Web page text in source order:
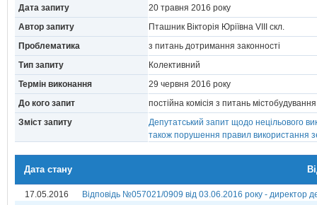
Дата запиту
20 травня 2016 року
Автор запиту
Пташник Вікторія Юріївна VIII скл.
Проблематика
з питань дотримання законності
Тип запиту
Колективний
Термін виконання
29 червня 2016 року
До кого запит
постійна комісія з питань
Зміст запиту
Депутатський запит щодо нецільового
також порушення правил використання
Дата стану
17.05.2016
Відповідь №057021/0909 від 03.06.2016 року -